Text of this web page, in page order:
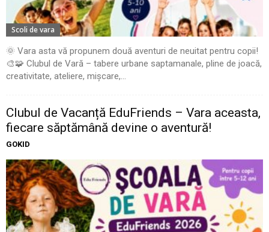
Scoli de vara
🌞 Vara asta vă propunem două aventuri de neuitat pentru copii!
🎨🧩 Clubul de Vară – tabere urbane saptamanale, pline de joacă,
creativitate, ateliere, mișcare,...
Clubul de Vacanță EduFriends – Vara aceasta,
fiecare săptămână devine o aventură!
GOKID